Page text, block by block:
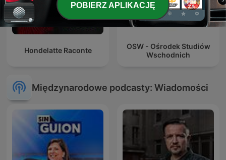
Hondelatte Raconte
OSW - Ośrodek Studiów
Wschodnich
Międzynarodowe podcasty: Wiadomości
POBIERZ APLIKACJĘ